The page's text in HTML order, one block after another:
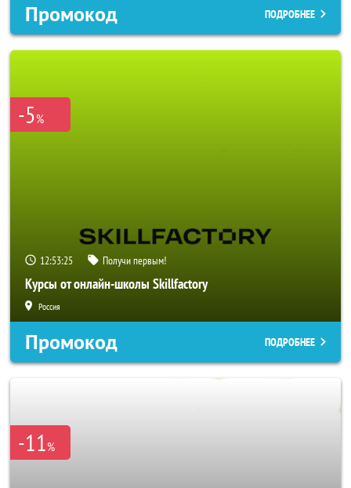
Промокод ПОДРОБНЕЕ
-5%
12:53:23 Получи первым!
Курсы от онлайн-школы Skillfactory
Россия
Промокод ПОДРОБНЕЕ
-11%